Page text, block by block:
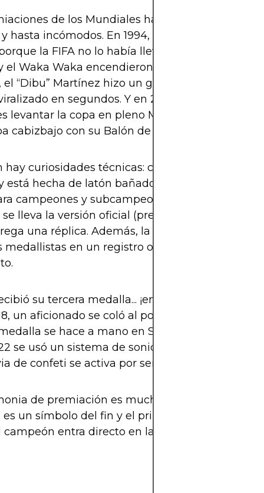
de los Mundiales han tenido momentos
hasta incómodos. En 1994, Brasil celebró sin
la FIFA no lo había llevado al estadio. En
el Waka Waka encendieron la emoción antes
el “Dibu” Martínez hizo un gesto polémico con
en segundos. Y en 2014, fue inolvidable
levantar la copa en pleno Maracaná, mientras
cabizbajo con su Balón de Oro.
hay curiosidades técnicas: cada medalla pesa
está hecha de latón bañado en oro. Las réplicas
campeones y subcampeones son distintas:
lleva la versión oficial (prestada) para
una réplica. Además, la FIFA guarda los
medallistas en un registro oficial, incluso si no
su tercera medalla... ¡en 2007!
un aficionado se coló al podio disfrazado
se hace a mano en Suiza
se usó un sistema de sonido de 200 altavoces
de confeti se activa por sensores automáticos
de premiación es mucho más que un
es un símbolo del fin y el principio. Porque tras
campeón entra directo en la historia. Y eso,